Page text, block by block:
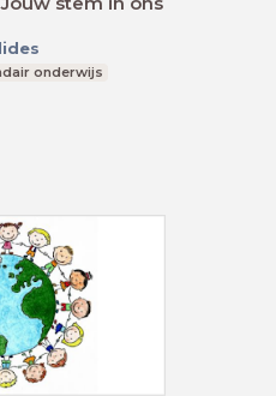
onderwijs